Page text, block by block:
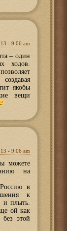
- 9:06 am
– один
ходов.
якобы
вещи
- 9:06 am
можете
на
в
к
и плыть.
ой как
без этой